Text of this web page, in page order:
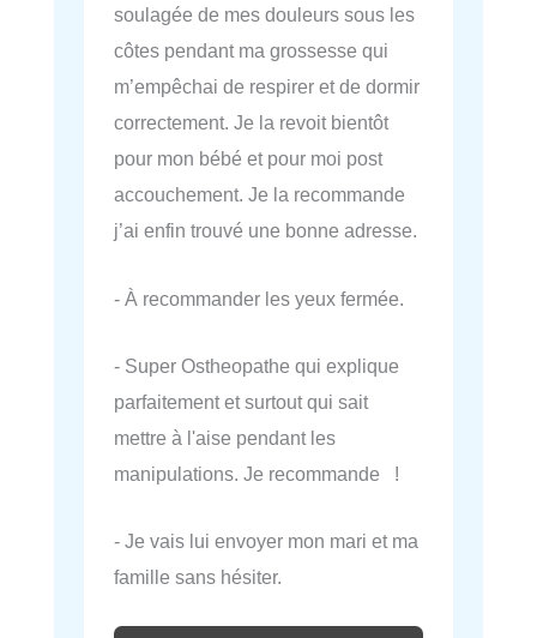
soulagée de mes douleurs sous les
côtes pendant ma grossesse qui
m’empêchai de respirer et de dormir
correctement. Je la revoit bientôt
pour mon bébé et pour moi post
accouchement. Je la recommande
j’ai enfin trouvé une bonne adresse.
- À recommander les yeux fermée.
- Super Ostheopathe qui explique
parfaitement et surtout qui sait
mettre à l'aise pendant les
manipulations. Je recommande !
- Je vais lui envoyer mon mari et ma
famille sans hésiter.